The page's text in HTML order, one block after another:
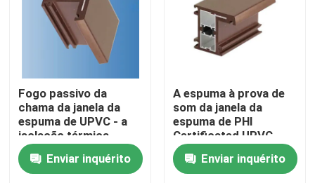
Excursão da fábrica
Contacte-nos
Peça umas citações
Fogo passivo da
chama da janela da
espuma de UPVC - a
isolação térmica
resistente
personalizou
Enviar inquérito
A espuma à prova de
som da janela da
espuma de PHI
Certificated UPVC
encheu quadros de
janelaEnviar inquérito